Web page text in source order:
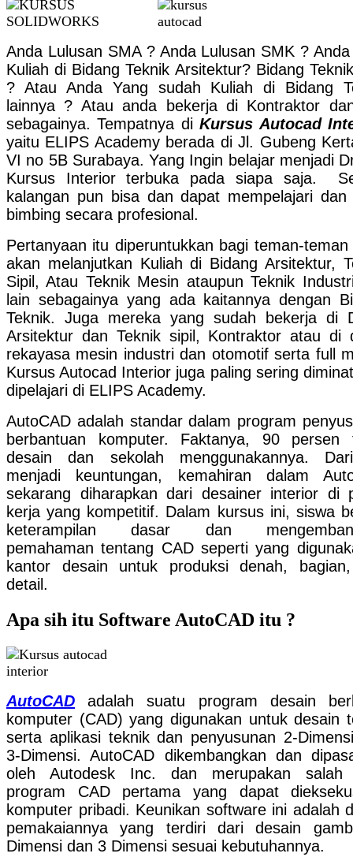
Anda Lulusan SMA ? Anda Lulusan SMK ?
Kuliah di Bidang Teknik Arsitektur? Bidang
? Atau Anda Yang sudah Kuliah di Bidang
lainnya ? Atau anda bekerja di Kontraktor
sebagainya. Tempatnya diKursus Autocad
yaitu ELIPS Academy berada di Jl. Gubeng
VI no 5B Surabaya. Yang Ingin belajar menjadi
Kursus Interior terbuka pada siapa saja.
kalangan pun bisa dan dapat mempelajari dan
bimbing secara profesional.
Pertanyaan itu diperuntukkan bagi teman-teman
akan melanjutkan Kuliah di Bidang Arsitektur,
Sipil, Atau Teknik Mesin ataupun Teknik
lain sebagainya yang ada kaitannya dengan
Teknik. Juga mereka yang sudah bekerja di
Arsitektur dan Teknik sipil, Kontraktor atau di
rekayasa mesin industri dan otomotif serta full
Kursus Autocad Interior juga paling sering
dipelajari di ELIPS Academy.
AutoCAD adalah standar dalam program
berbantuan komputer. Faktanya, 90 persen
desain dan sekolah menggunakannya.
menjadi keuntungan, kemahiran dalam
sekarang diharapkan dari desainer interior di
kerja yang kompetitif. Dalam kursus ini, siswa
keterampilan dasar dan
pemahaman tentang CAD seperti yang
kantor desain untuk produksi denah,
detail.
Apa sih itu Software AutoCAD itu ?
AutoCAD adalah suatu program desain
komputer (CAD) yang digunakan untuk desain
serta aplikasi teknik dan penyusunan 2-
3-Dimensi. AutoCAD dikembangkan dan
oleh Autodesk Inc. dan merupakan salah
program CAD pertama yang dapat
komputer pribadi. Keunikan software ini adalah
pemakaiannya yang terdiri dari desain
Dimensi dan 3 Dimensi sesuai kebutuhannya.